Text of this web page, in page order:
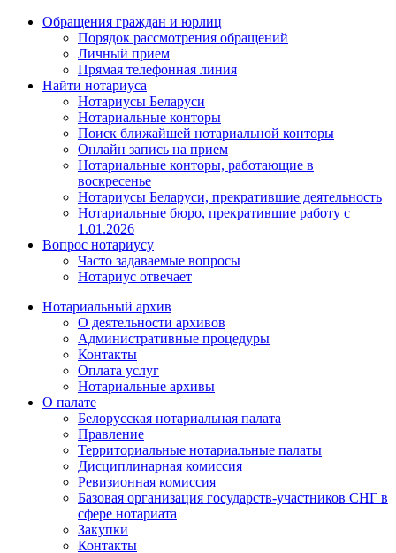
Обращения граждан и юрлиц
Порядок рассмотрения обращений
Личный прием
Прямая телефонная линия
Найти нотариуса
Нотариусы Беларуси
Нотариальные конторы
Поиск ближайшей нотариальной конторы
Онлайн запись на прием
Нотариальные конторы, работающие в
воскресенье
Нотариусы Беларуси, прекратившие деятельность
Нотариальные бюро, прекратившие работу с
1.01.2026
Вопрос нотариусу
Часто задаваемые вопросы
Нотариус отвечает
Нотариальный архив
О деятельности архивов
Административные процедуры
Контакты
Оплата услуг
Нотариальные архивы
О палате
Белорусская нотариальная палата
Правление
Территориальные нотариальные палаты
Дисциплинарная комиссия
Ревизионная комиссия
Базовая организация государств-участников СНГ в
сфере нотариата
Закупки
Контакты